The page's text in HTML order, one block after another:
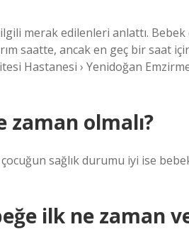
merak edilenleri anlattı.
saatte, ancak en geç bir saat
Hastanesi › Yenidoğan
zaman olmalı?
sağlık durumu iyi ise
ilk ne zaman